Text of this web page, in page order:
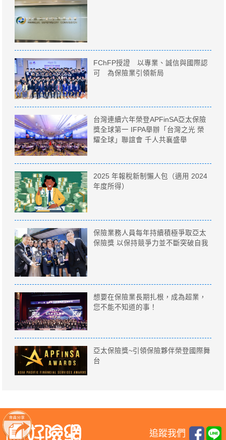
FChFP授證 以專業、誠信與國際認
可 為保險業引領新局
台灣連續六年榮登APFinSA亞太保險
獎全球第一 IFPA舉辦「台灣之光 榮
耀全球」聯誼會 千人共襄盛舉
2025 年報稅新制懶人包（適用 2024
年度所得）
保險業務人員每年持續積極爭取亞太
保險獎 以保持競爭力並不斷突破自我
想要在保險業長期扎根，成為超業，
您不能不知道的事！
亞太保險獎~引領保險夥伴榮登國際舞
台
追蹤我們